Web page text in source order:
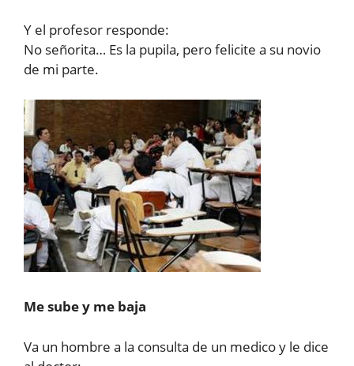
Y el profesor responde:
No señorita… Es la pupila, pero felicite a su novio
de mi parte.
Me sube y me baja
Va un hombre a la consulta de un medico y le dice